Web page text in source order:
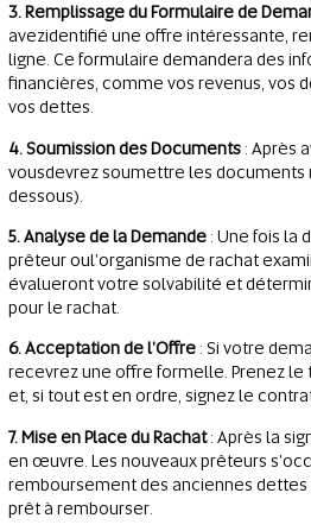
3. Remplissage du Formulaire de
avezidentifié une offre intéressante,
ligne. Ce formulaire demandera des
financières, comme vos revenus, vos
vos dettes.
4. Soumission des Documents : Après
vousdevrez soumettre les documents
dessous).
5. Analyse de la Demande : Une fois la
prêteur oul'organisme de rachat
évalueront votre solvabilité et
pour le rachat.
6. Acceptation de l'Offre: Si votre
recevrez une offre formelle. Prenez le
et, si tout est en ordre, signez le
7. Mise en Place du Rachat: Après la
en œuvre. Les nouveaux prêteurs
remboursement des anciennes dettes
prêt à rembourser.